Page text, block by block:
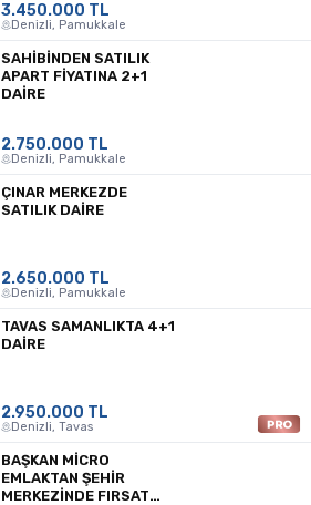
3.450.000 TL
Denizli, Pamukkale
SAHIBINDEN SATILIK
APART FIYATINA 2+1
DAIRE
2.750.000 TL
Denizli, Pamukkale
ÇINAR MERKEZDE
SATILIK DAIRE
2.650.000 TL
Denizli, Pamukkale
TAVAS SAMANLIKTA 4+1
DAIRE
2.950.000 TL
Denizli, Tavas
BAŞKAN MİCRO
EMLAKTAN ŞEHİR
MERKEZİNDE FIRSAT